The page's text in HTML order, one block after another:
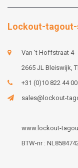
Lockout-
Van 't Hoffstraat 4
2665 JL Bleiswijk,
+31 (0)10 822 44 00
sales@lockout-
www.lockout-
BTW-nr :